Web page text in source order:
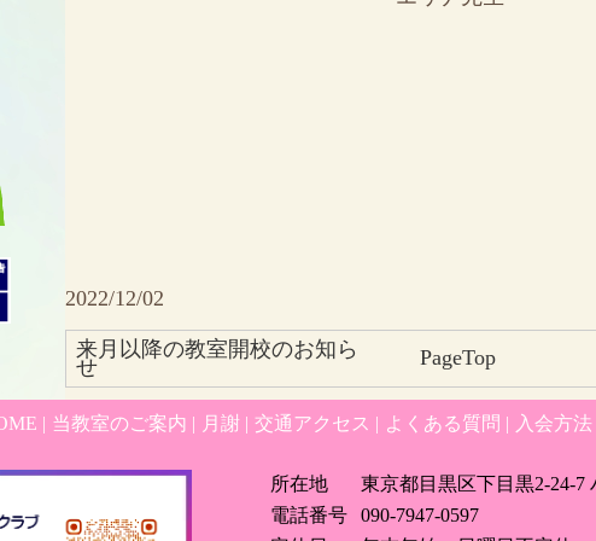
2022/12/02
来月以降の教室開校のお知ら
せ PageTop
| 当教室のご案内 | 月謝| 交通アクセス | よくある質問 | 入会方法
所在地
東京都目黒区下目黒2-24-7
電話番号
090-7947-0597